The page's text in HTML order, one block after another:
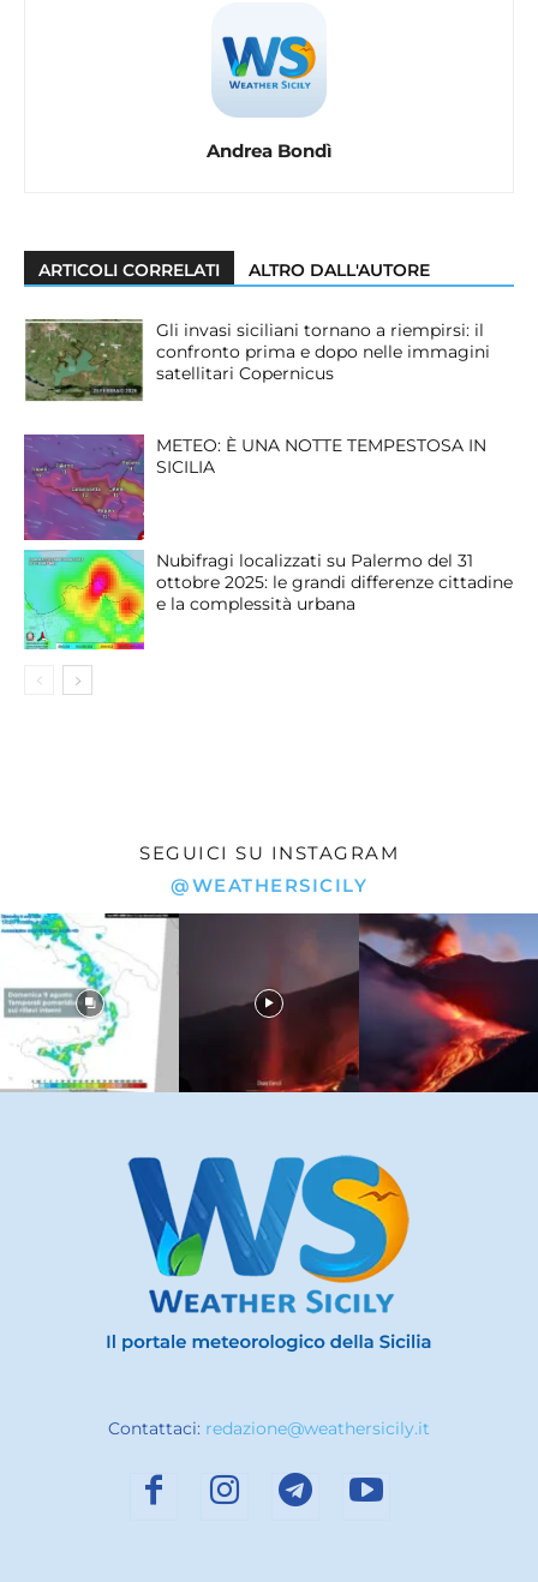
Andrea Bondì
ARTICOLI CORRELATI ALTRO DALL'AUTORE
Gli invasi siciliani tornano a riempirsi: il
confronto prima e dopo nelle immagini
satellitari Copernicus
METEO: È UNA NOTTE TEMPESTOSA IN
SICILIA
Nubifragi localizzati su Palermo del 31
ottobre 2025: le grandi differenze cittadine
e la complessità urbana
SEGUICI SU INSTAGRAM
@WEATHERSICILY
Contattaci: redazione@weathersicily.it